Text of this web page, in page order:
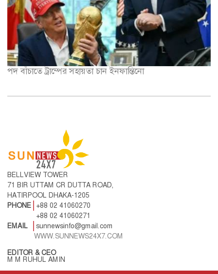
পদ বাঁচাতে ট্রাম্পের সহায়তা চান ইনফান্তিনো
BELLVIEW TOWER
71 BIR UTTAM CR DUTTA ROAD,
HATIRPOOL DHAKA-1205
PHONE
+88 02 41060270
+88 02 41060271
EMAIL
sunnewsinfo@gmail.com
WWW.SUNNEWS24X7.COM
EDITOR & CEO
M M RUHUL AMIN